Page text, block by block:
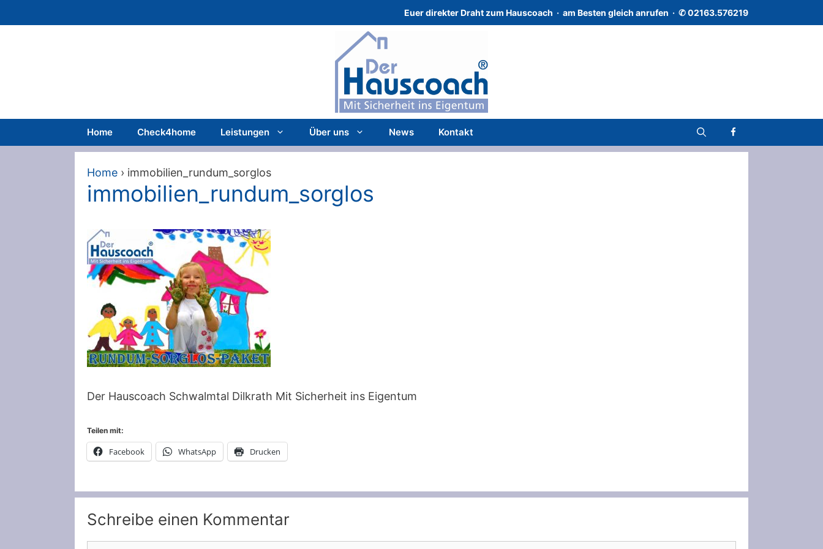
Inhalt
Euer direkter Draht zum Hauscoach · am Besten gleich anrufen · ✆02163.576219
Home Check4home Leistungen Über uns News Kontakt
Home › immobilien_rundum_sorglos
immobilien_rundum_sorglos
Der Hauscoach Schwalmtal Dilkrath Mit Sicherheit ins Eigentum
Teilen mit:
Facebook WhatsApp Drucken
Schreibe einen Kommentar